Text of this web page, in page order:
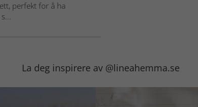
perfekt for å ha
La deg inspirere av @lineahemma.se